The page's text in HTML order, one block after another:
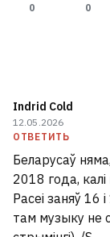
0 0
Indrid Cold
12.05.2026
ОТВЕТИТЬ
Беларусаў
2018 года, калі
Расеі заняў 16
там музыку не
В Минске
волосы
Статкевич
на
пиар, а я
от родины?